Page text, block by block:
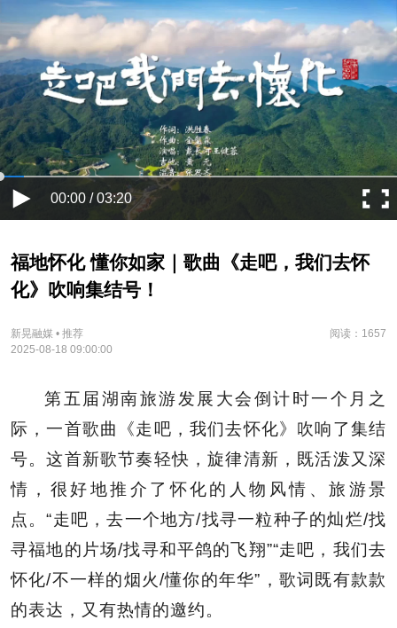
00:00 / 03:20
福地怀化 懂你如家｜歌曲《走吧，我们去怀
化》吹响集结号！
新晃融媒 • 推荐
阅读：1657
2025-08-18 09:00:00
第五届湖南旅游发展大会倒计时一个月之
际，一首歌曲《走吧，我们去怀化》吹响了集结
号。这首新歌节奏轻快，旋律清新，既活泼又深
情，很好地推介了怀化的人物风情、旅游景
点。“走吧，去一个地方/找寻一粒种子的灿烂/找
寻福地的片场/找寻和平鸽的飞翔”“走吧，我们去
怀化/不一样的烟火/懂你的年华”，歌词既有款款
的表达，又有热情的邀约。